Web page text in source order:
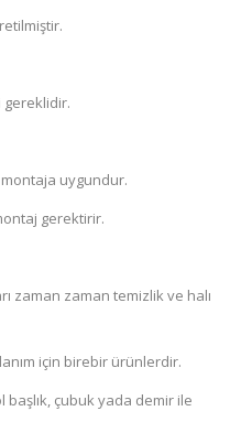
gereklidir.
uygundur.
gerektirir.
zaman zaman temizlik ve halı
için birebir ürünlerdir.
başlık, çubuk yada demir ile